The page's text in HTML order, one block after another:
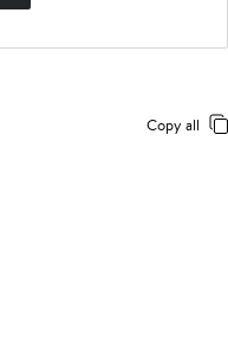
Copy all